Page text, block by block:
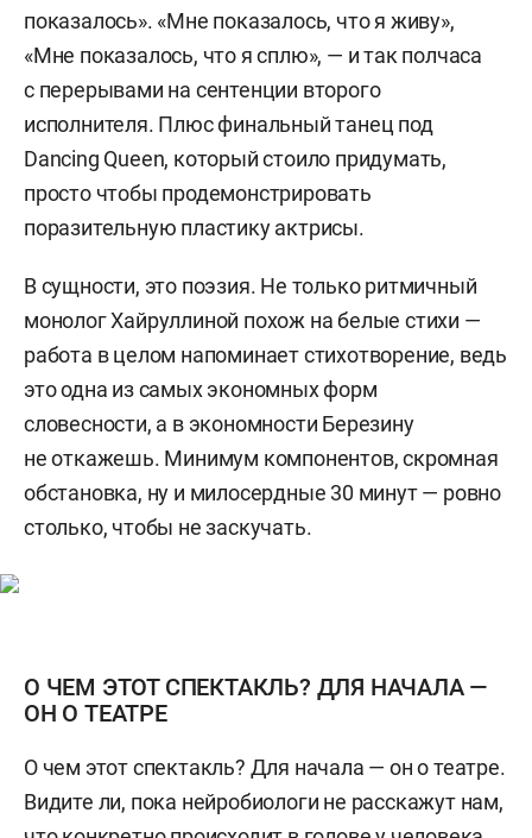
показалось». «Мне показалось, что я живу»,
«Мне показалось, что я сплю», — и так полчаса
с перерывами на сентенции второго
исполнителя. Плюс финальный танец под
Dancing Queen, который стоило придумать,
просто чтобы продемонстрировать
поразительную пластику актрисы.
В сущности, это поэзия. Не только ритмичный
монолог Хайруллиной похож на белые стихи —
работа в целом напоминает стихотворение, ведь
это одна из самых экономных форм
словесности, а в экономности Березину
не откажешь. Минимум компонентов, скромная
обстановка, ну и милосердные 30 минут — ровно
столько, чтобы не заскучать.
О ЧЕМ ЭТОТ СПЕКТАКЛЬ? ДЛЯ НАЧАЛА —
ОН О ТЕАТРЕ
О чем этот спектакль? Для начала — он о театре.
Видите ли, пока нейробиологи не расскажут нам,